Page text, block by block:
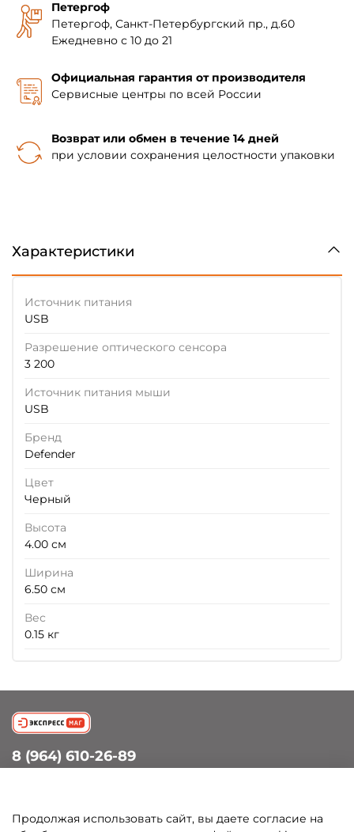
Петергоф
Петергоф, Санкт-Петербургский пр., д.60
Ежедневно с 10 до 21
Официальная гарантия от производителя
Сервисные центры по всей России
Возврат или обмен в течение 14 дней
при условии сохранения целостности упаковки
Характеристики
Источник питания
USB
Разрешение оптического сенсора
3 200
Источник питания мыши
USB
Бренд
Defender
Цвет
Черный
Высота
4.00 см
Ширина
6.50 см
Вес
0.15 кг
8 (964) 610-26-89
Продолжая использовать сайт, вы даете согласие на